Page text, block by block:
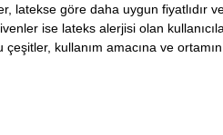
göre daha uygun fiyatlıdır
ise lateks alerjisi olan
kullanım amacına ve